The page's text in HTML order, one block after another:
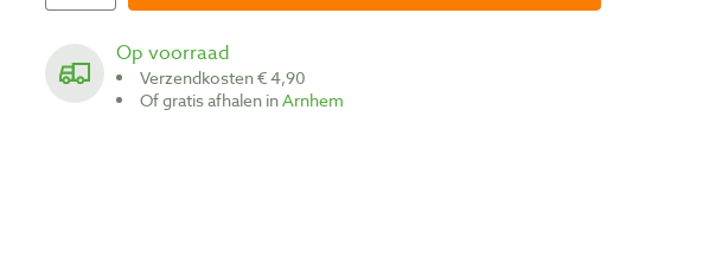
Op voorraad
Verzendkosten € 4,90
Of gratis afhalen inArnhem